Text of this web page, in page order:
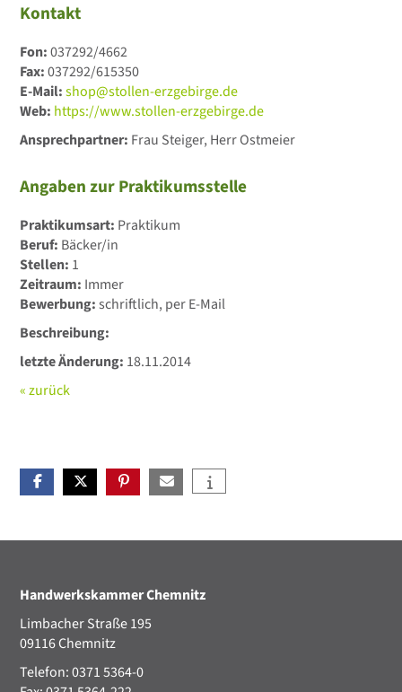
Kontakt
Fon:037292/4662
Fax:037292/615350
E-Mail:shop@stollen-erzgebirge.de
Web: https://www.stollen-erzgebirge.de
Ansprechpartner: Frau Steiger, Herr Ostmeier
Angaben zur Praktikumsstelle
Praktikumsart: Praktikum
Beruf: Bäcker/in
Stellen: 1
Zeitraum: Immer
Bewerbung:schriftlich, per E-Mail
Beschreibung:
letzte Änderung: 18.11.2014
« zurück
Handwerkskammer Chemnitz
Limbacher Straße 195
09116 Chemnitz
Telefon: 0371 5364-0